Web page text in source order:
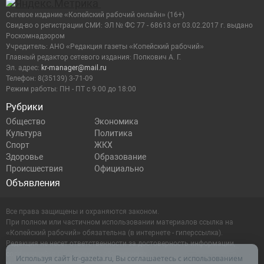
Рубрики
Общество
Экономика
Культура
Политика
Спорт
ЖКХ
Здоровье
Образование
Происшествия
Официально
Объявления
Сетевое издание «Копейский рабочий онлайн» (16+)
Cвид-во о регистрации СМИ: ЭЛ № ФС 77 - 68613 от 03.02.2017 г. выдано
Роскомнадзором
Учредитель: АНО «Редакция газеты «Копейский рабочий»
Главный редактор сетевого издания: Попкович А. Г.
Эл. адрес: kr-manager@mail.ru
Телефон: 8(35139) 3-71-09
Режим работы: ПН - ПТ с 9:00 до 18:00
Все права защищены и охраняются законом.
При полном или частичном использовании материалов ссылка на
«Копейский рабочий» обязательна (в интернете - гиперссылка).
Редакция не несет ответственности за достоверность информации,
содержащейся в рекламных объявлениях.
Используя сайт kr-gazeta.ru, Вы соглашаетесь с использованием